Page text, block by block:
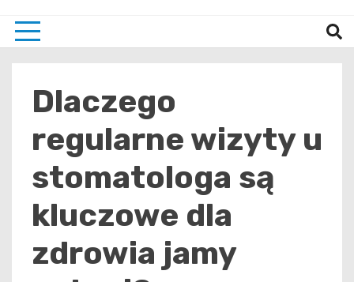
Dlaczego
regularne wizyty u
stomatologa są
kluczowe dla
zdrowia jamy